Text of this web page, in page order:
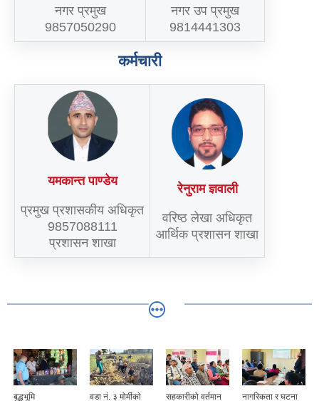
नगर प्रमुख
9857050290
नगर उप प्रमुख
9814441303
कर्मचारी
यमकान्त पाण्डेय
प्रमुख प्रशासकीय अधिकृत
9857088111
प्रशासन शाखा
रेनुराम ज्ञवाली
वरिष्ठ लेखा अधिकृत
आर्थिक प्रशासन शाखा
बुद्धभूमि
वडा नं. ३ मोर्मीकाे
सहकारीको वर्तमान
नागरिकता र घटना